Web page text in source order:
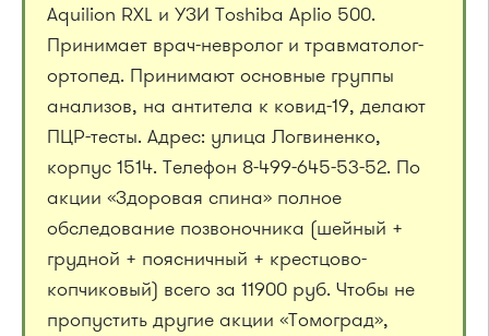
Aquilion RXL и УЗИ Toshiba Aplio 500.
Принимает врач-невролог и травматолог-
ортопед. Принимают основные группы
анализов, на антитела к ковид-19, делают
ПЦР-тесты. Адрес: улица Логвиненко,
корпус 1514. Телефон 8-499-645-53-52. По
акции «Здоровая спина» полное
обследование позвоночника (шейный +
грудной + поясничный + крестцово-
копчиковый) всего за 11900 руб. Чтобы не
пропустить другие акции «Томоград»,